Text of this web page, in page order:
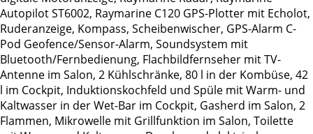
Autopilot ST6002, Raymarine C120 GPS-Plotter mit Echolot,
Ruderanzeige, Kompass, Scheibenwischer, GPS-Alarm C-
Pod Geofence/Sensor-Alarm, Soundsystem mit
Bluetooth/Fernbedienung, Flachbildfernseher mit TV-
Antenne im Salon, 2 Kühlschränke, 80 l in der Kombüse, 42
l im Cockpit, Induktionskochfeld und Spüle mit Warm- und
Kaltwasser in der Wet-Bar im Cockpit, Gasherd im Salon, 2
Flammen, Mikrowelle mit Grillfunktion im Salon, Toilette